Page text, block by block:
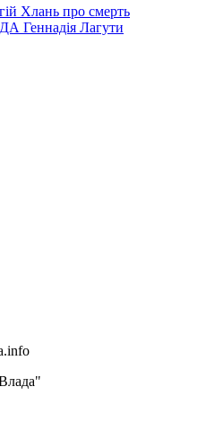
Хлань про смерть
Геннадія Лагути